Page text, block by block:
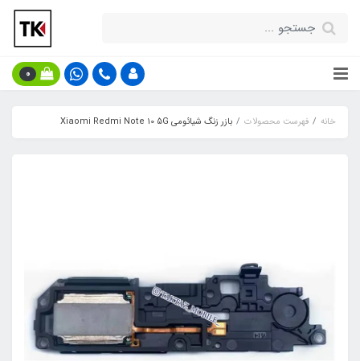
0
خانه فهرست محصولات بازر زنگ شیائومی Xiaomi Redmi Note 10 5G